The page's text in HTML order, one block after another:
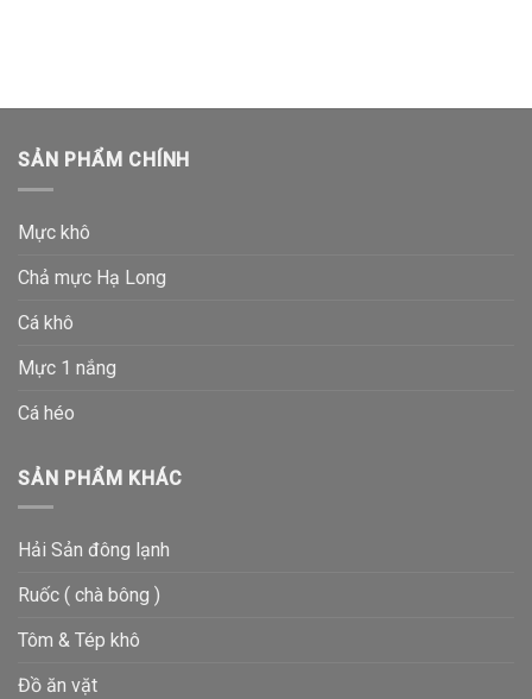
SẢN PHẨM CHÍNH
Mực khô
Chả mực Hạ Long
Cá khô
Mực 1 nắng
Cá héo
SẢN PHẨM KHÁC
Hải Sản đông lạnh
Ruốc ( chà bông )
Tôm & Tép khô
Đồ ăn vặt